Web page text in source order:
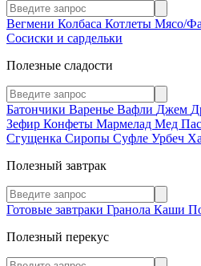
Вегмени Колбаса Котлеты Мясо/
Сосиски и сардельки
Полезные сладости
Батончики Варенье Вафли Джем
Зефир Конфеты Мармелад Мед
Сгущенка Сиропы Суфле Урбеч
Полезный завтрак
Готовые завтраки Гранола Каши
Полезный перекус